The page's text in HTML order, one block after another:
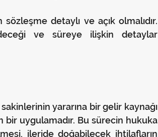
sözleşme detaylı ve açık olmalıdır.
ve süreye ilişkin detaylar
yararına bir gelir kaynağı
uygulamadır. Bu sürecin hukuka
ileride doğabilecek ihtilafların